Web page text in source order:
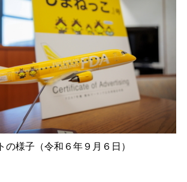
様子（令和６年９月６日）